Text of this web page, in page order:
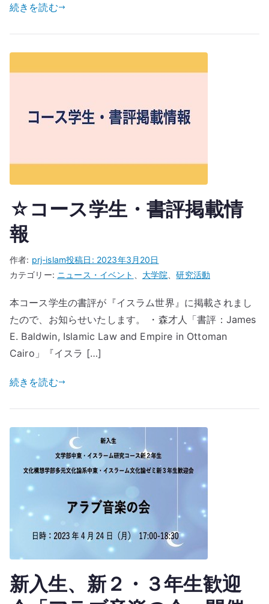
続きを読む
☆コース学生・書評掲載情
報
作者: prj-islam投稿日: 2023年3月20日
カテゴリー: ニュース・イベント 大学院 、研究活動
本コース学生の書評が『イスラム世界』に掲載されまし
たので、お知らせいたします。 ・森才人「書評：James
E. Baldwin, Islamic Law and Empire in Ottoman
Cairo」『イスラ […]
続きを読む
新入生、新２・３年生歓迎